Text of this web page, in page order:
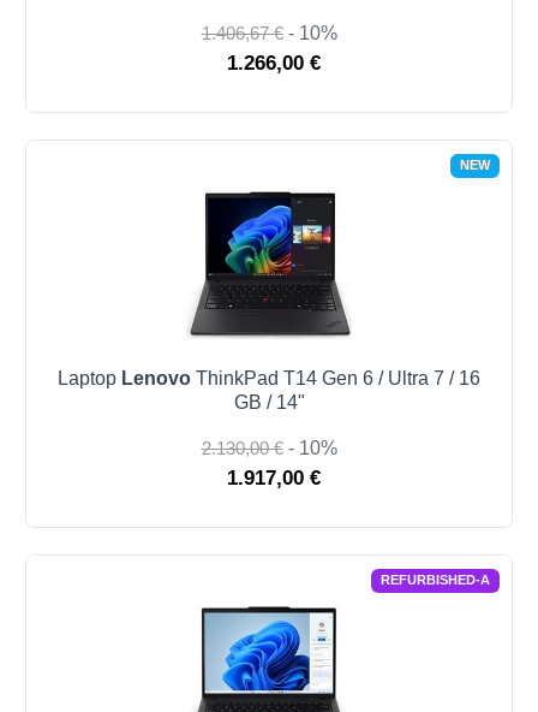
1.406,67 € - 10%
1.266,00 €
NEW
Laptop Lenovo ThinkPad T14 Gen 6 / Ultra 7 / 16
GB / 14"
2.130,00 € - 10%
1.917,00 €
REFURBISHED-A